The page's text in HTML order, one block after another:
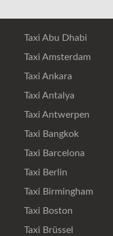
Taxi Abu Dhabi
Taxi Amsterdam
Taxi Ankara
Taxi Antalya
Taxi Antwerpen
Taxi Bangkok
Taxi Barcelona
Taxi Berlin
Taxi Birmingham
Taxi Boston
Taxi Brüssel